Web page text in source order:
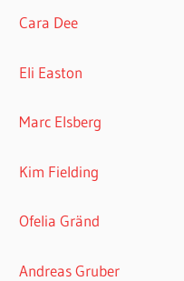
Cara Dee
Eli Easton
Marc Elsberg
Kim Fielding
Ofelia Gränd
Andreas Gruber